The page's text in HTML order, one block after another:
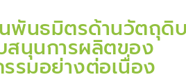
นพันธมิตรด้านวัตถุดิ
สนุนการผลิตของ
รมอย่างต่อเนื่อง